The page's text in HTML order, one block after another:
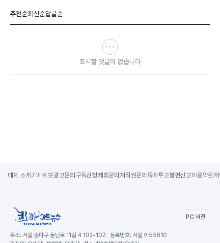
추천순최신순답글순
표시할 댓글이 없습니다
매체 소개 기사제보광고문의 구독신청제휴문의 저작권문의 독자투고불편신고이용약관
PC 버전
주소: 서울 송파구 동남로 11길 4 102-102 등록번호: 서울 아55810